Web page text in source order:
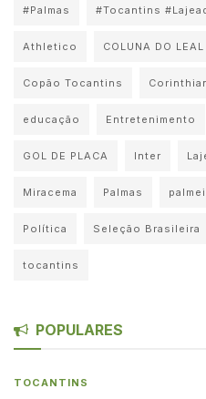
#Palmas #Tocantins
Athletico COLUNA DO LEAL
Copão Tocantins
educação Entretenimento
GOL DE PLACA Inter
Miracema Palmas
Política Seleção Brasileira
tocantins
POPULARES
TOCANTINS